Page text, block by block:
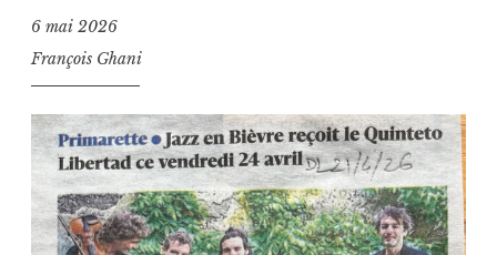
6 mai 2026
François Ghani